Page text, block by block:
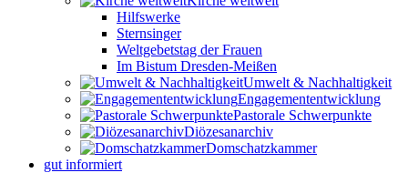
Hilfswerke
Sternsinger
Weltgebetstag der Frauen
Im Bistum Dresden-Meißen
Umwelt & Nachhaltigkeit
Engagemententwicklung
Pastorale Schwerpunkte
Diözesanarchiv
Domschatzkammer
gut informiert